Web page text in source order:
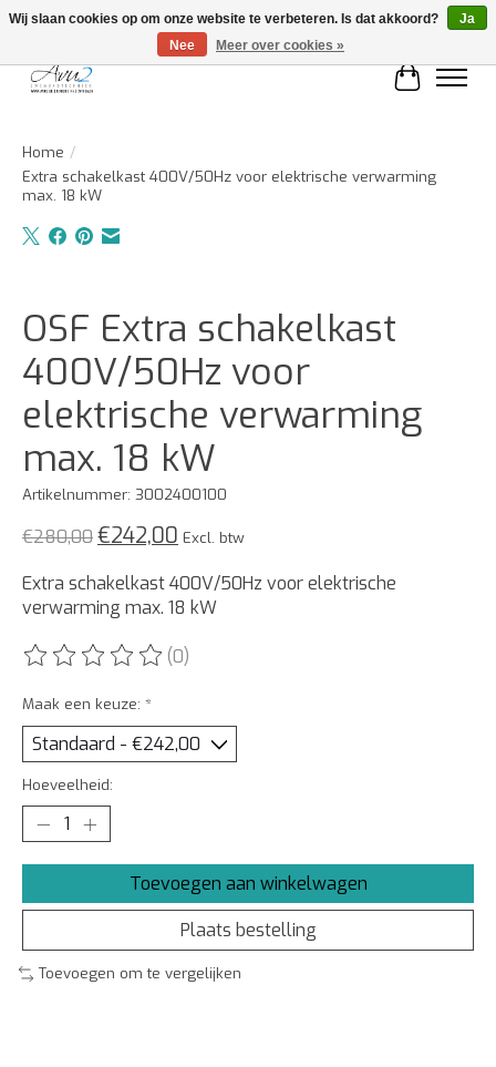
Home /
Extra schakelkast 400V/50Hz voor elektrische verwarming
max. 18 kW
OSF Extra schakelkast
400V/50Hz voor
elektrische verwarming
max. 18 kW
Artikelnummer: 3002400100
€280,00€242,00 Excl. btw
Extra schakelkast 400V/50Hz voor elektrische
verwarming max. 18 kW
De beoordeling van dit product is
(0)
Maak een keuze: *
Hoeveelheid:
Toevoegen aan winkelwagen
Plaats bestelling
Toevoegen om te vergelijken
Wij slaan cookies op om onze website te verbeteren. Is dat akkoord?
Ja
Nee
Meer over cookies »